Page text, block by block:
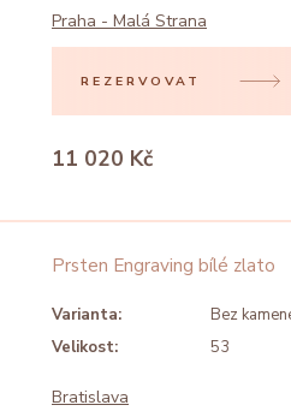
Praha - Malá Strana
REZERVOVAT
11 020 Kč
Prsten Engraving bílé zlato
Varianta:
Bez
Velikost:
53
Bratislava